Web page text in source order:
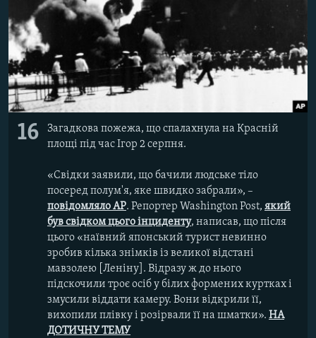
16
Загадкова пожежа, що спалахнула на Красній
площі під час Ігор 2 серпня.
«Свідки заявили, що бачили людське тіло
посеред полум'я, яке швидко забрали», –
повідомляло AP. Репортер Washington Post, який
був свідком цього інциденту, написав, що після
цього «наївний японський турист невинно
зробив кілька знімків із великої відстані
мавзолею [Леніну]. Відразу ж до нього
підскочили троє осіб у білих формених куртках і
змусили віддати камеру. Вони відкрили її,
вихопили плівку і розірвали її на шматки». НА
ДОТИЧНУ ТЕМУ